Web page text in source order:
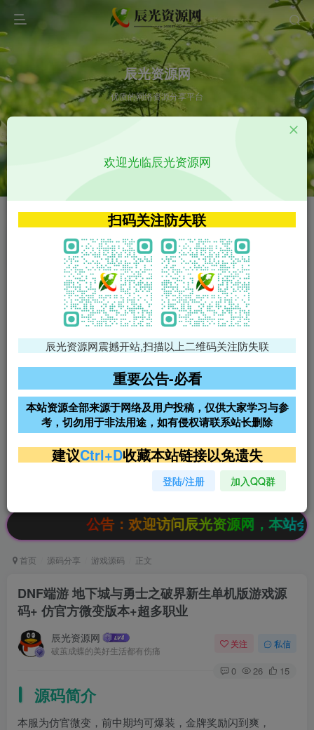
辰光资源网
优质的网络资源分享平台
VIP特权介绍 APP源码
VIP特权介绍
火
VIP特权介绍
影视源码
影视源码
免费领支付宝红包
腾讯轻量4核4G3M服务器38元/
阿里云2核2G200M服务器68元/
年
雨云高防免备案服务器
超低价文字广告位招租 超低价文字广告位招租
超低价文字广告位招租
告：欢迎访问辰光资源网，本站会员限时特惠，
首页 源码分享 游戏源码 正文
DNF端游 地下城与勇士之破界新生单机版游戏源
码+ 仿官方微变版本+超多职业
辰光资源网
破茧成蝶的美好生活都有伤痛
关注 私信
0 26 15
源码简介
本服为仿官微变，前中期均可爆装，金牌奖励闪到爽，
欢迎光临辰光资源网
扫码关注防失联
辰光资源网震撼开站,扫描以上二维码关注防失联
重要公告-必看
本站资源全部来源于网络及用户投稿，仅供大家学习与参
考，切勿用于非法用途，如有侵权请联系站长删除
建议Ctrl+D收藏本站链接以免遗失
登陆/注册 加入QQ群